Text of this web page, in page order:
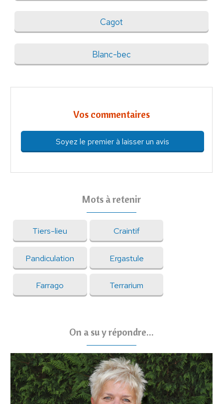
Cagot
Blanc-bec
Vos commentaires
Soyez le premier à laisser un avis
Mots à retenir
Tiers-lieu Craintif
Pandiculation Ergastule
Farrago Terrarium
On a su y répondre...